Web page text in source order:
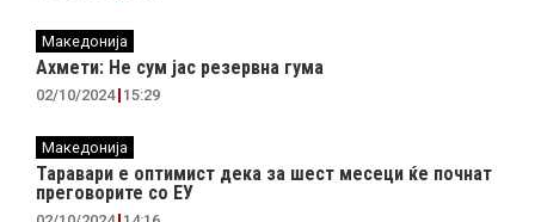
Македонија
Ахмети: Не сум јас резервна гума
02/10/2024 15:29
Македонија
Таравари e oптимист дека за шест месеци ќе почнат
преговорите со ЕУ